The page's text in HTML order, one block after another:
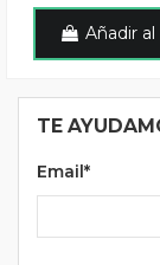
Añadir
TE
Email*